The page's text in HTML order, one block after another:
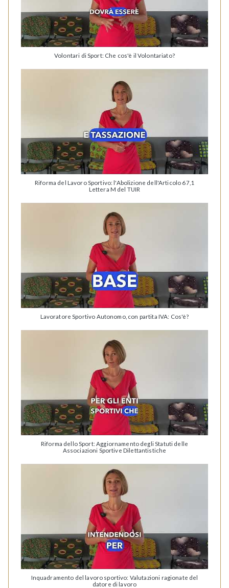
Volontari di Sport: Che cos'è il Volontariato?
Riforma del Lavoro Sportivo: l'Abolizione dell'Articolo 67,1
Lettera M del TUIR
Lavoratore Sportivo Autonomo, con partita IVA: Cos'è?
Riforma dello Sport: Aggiornamento degli Statuti delle
Associazioni Sportive Dilettantistiche
Inquadramento del lavoro sportivo: Valutazioni ragionate del
datore di lavoro